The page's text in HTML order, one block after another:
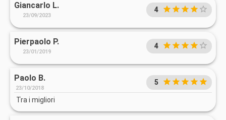
Giancarlo L.
23/09/2023
4
Pierpaolo P.
23/01/2019
4
Paolo B.
23/10/2018
5
Tra i migliori